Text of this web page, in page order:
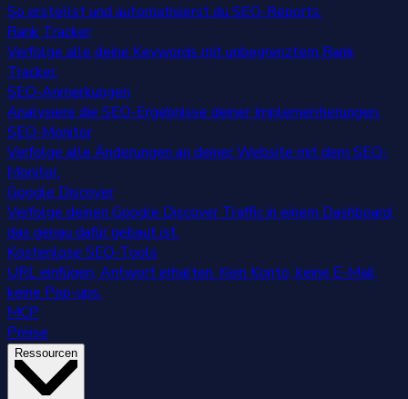
So erstellst und automatisierst du SEO-Reports.
Rank Tracker
Verfolge alle deine Keywords mit unbegrenztem Rank
Tracker.
SEO-Anmerkungen
Analysiere die SEO-Ergebnisse deiner Implementierungen.
SEO-Monitor
Verfolge alle Änderungen an deiner Website mit dem SEO-
Monitor.
Google Discover
Verfolge deinen Google Discover Traffic in einem Dashboard,
das genau dafür gebaut ist.
Kostenlose SEO-Tools
URL einfügen, Antwort erhalten. Kein Konto, keine E-Mail,
keine Pop-ups.
MCP
Preise
Ressourcen